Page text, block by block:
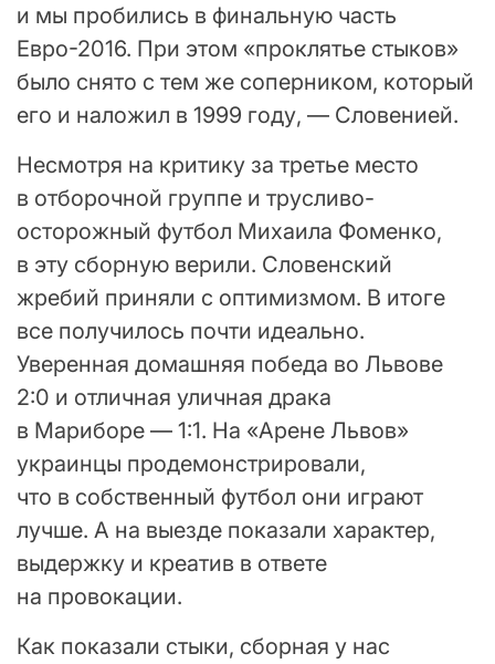
и мы пробились в финальную часть
Евро-2016. При этом «проклятье стыков»
было снято с тем же соперником, который
его и наложил в 1999 году, — Словенией.
Несмотря на критику за третье место
в отборочной группе и трусливо-
осторожный футбол Михаила Фоменко,
в эту сборную верили. Словенский
жребий приняли с оптимизмом. В итоге
все получилось почти идеально.
Уверенная домашняя победа во Львове
2:0 и отличная уличная драка
в Мариборе — 1:1. На «Арене Львов»
украинцы продемонстрировали,
что в собственный футбол они играют
лучше. А на выезде показали характер,
выдержку и креатив в ответе
на провокации.
Как показали стыки, сборная у нас